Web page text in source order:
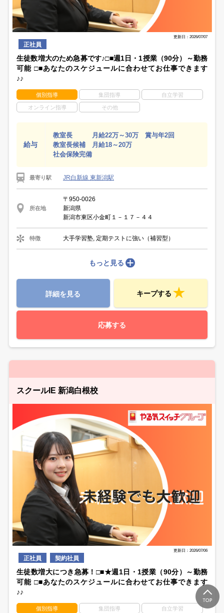
更新日：2026/07/07
正社員
生徒数増大のため急募です♪□■週1日・1授業（90分）～勤務
可能 □■あなたのスケジュールに合わせてお仕事できます
♪♪
個別指導 集団指導 自立学習
オンライン指導 その他
給与
教室長 月給22万～30万 賞与年2回
教室長候補 月給18～20万
社会保険完備
最寄り駅 JR白新線 東新潟駅
所在地
〒950-0026
新潟県
新潟市東区小金町１－１７－４４
特徴 大手学習塾, 定期テストに強い（補習型）
もっと見る
詳細を見る キープする
応募する
スクールIE 新潟白根校
更新日：2026/07/06
正社員 契約社員
生徒数増大につき急募！□■★週1日・1授業（90分）～勤務
可能 □■あなたのスケジュールに合わせてお仕事できます
♪♪
個別指導 集団指導 自立学習